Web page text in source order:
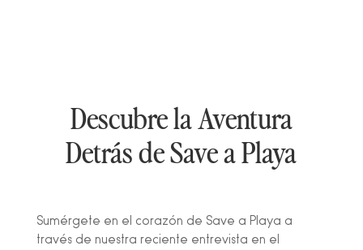
Descubre la Aventura
Detrás de Save a Playa
Sumérgete en el corazón de Save a Playa a
través de nuestra reciente entrevista en el